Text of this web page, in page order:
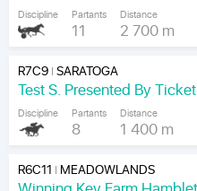
Discipline Partants
11
Distance
2 700 m
R7C9|SARATOGA
Test S. Presented By
Discipline Partants
8
Distance
1 400 m
R6C11 | MEADOWLANDS